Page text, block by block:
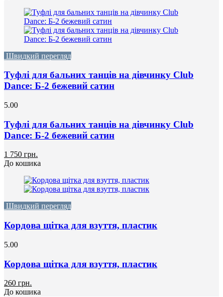
Швидкий перегляд
Туфлі для бальних танців на дівчинку Club
Dance: Б-2 бежевий сатин
5.00
Туфлі для бальних танців на дівчинку Club
Dance: Б-2 бежевий сатин
1 750 грн.
До кошика
Швидкий перегляд
Кордова щітка для взуття, пластик
5.00
Кордова щітка для взуття, пластик
260 грн.
До кошика